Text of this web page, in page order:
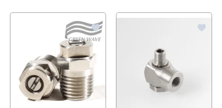
favorite favorite